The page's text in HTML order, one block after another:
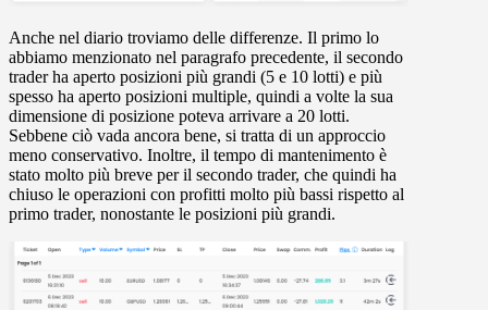
Anche nel diario troviamo delle differenze. Il primo lo
abbiamo menzionato nel paragrafo precedente, il secondo
trader ha aperto posizioni più grandi (5 e 10 lotti) e più
spesso ha aperto posizioni multiple, quindi a volte la sua
dimensione di posizione poteva arrivare a 20 lotti.
Sebbene ciò vada ancora bene, si tratta di un approccio
meno conservativo. Inoltre, il tempo di mantenimento è
stato molto più breve per il secondo trader, che quindi ha
chiuso le operazioni con profitti molto più bassi rispetto al
primo trader, nonostante le posizioni più grandi.